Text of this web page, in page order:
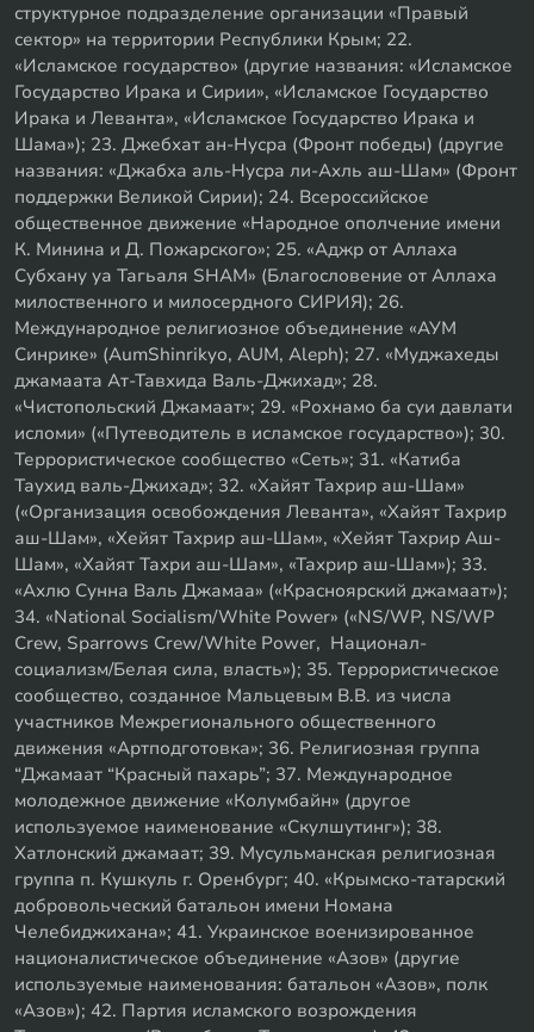
структурное подразделение организации «Правый
сектор» на территории Республики Крым; 22.
«Исламское государство» (другие названия: «Исламское
Государство Ирака и Сирии», «Исламское Государство
Ирака и Леванта», «Исламское Государство Ирака и
Шама»); 23. Джебхат ан-Нусра (Фронт победы) (другие
названия: «Джабха аль-Нусра ли-Ахль аш-Шам» (Фронт
поддержки Великой Сирии); 24. Всероссийское
общественное движение «Народное ополчение имени
К. Минина и Д. Пожарского»; 25. «Аджр от Аллаха
Субхану уа Тагьаля SHAM» (Благословение от Аллаха
милоственного и милосердного СИРИЯ); 26.
Международное религиозное объединение «АУМ
Синрике» (AumShinrikyo, AUM, Aleph); 27. «Муджахеды
джамаата Ат-Тавхида Валь-Джихад»; 28.
«Чистопольский Джамаат»; 29. «Рохнамо ба суи давлати
исломи» («Путеводитель в исламское государство»); 30.
Террористическое сообщество «Сеть»; 31. «Катиба
Таухид валь-Джихад»; 32. «Хайят Тахрир аш-Шам»
(«Организация освобождения Леванта», «Хайят Тахрир
аш-Шам», «Хейят Тахрир аш-Шам», «Хейят Тахрир Аш-
Шам», «Хайят Тахри аш-Шам», «Тахрир аш-Шам»); 33.
«Ахлю Сунна Валь Джамаа» («Красноярский джамаат»);
34. «National Socialism/White Power» («NS/WP, NS/WP
Crew, Sparrows Crew/White Power, Национал-
социализм/Белая сила, власть»); 35. Террористическое
сообщество, созданное Мальцевым В.В. из числа
участников Межрегионального общественного
движения «Артподготовка»; 36. Религиозная группа
“Джамаат “Красный пахарь”; 37. Международное
молодежное движение «Колумбайн» (другое
используемое наименование «Скулшутинг»); 38.
Хатлонский джамаат; 39. Мусульманская религиозная
группа п. Кушкуль г. Оренбург; 40. «Крымско-татарский
добровольческий батальон имени Номана
Челебиджихана»; 41. Украинское военизированное
националистическое объединение «Азов» (другие
используемые наименования: батальон «Азов», полк
«Азов»); 42. Партия исламского возрождения